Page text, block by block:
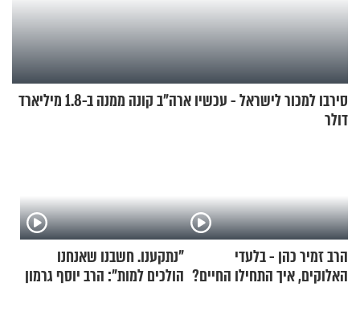
סירבו למכור לישראל - עכשיו ארה"ב קונה ממנה ב-1.8 מיליארד
דולר
הרב זמיר כהן - בלעדי
האלוקים, איך התחילו החיים?
"נתקענו. חשבנו שאנחנו
הולכים למות": הרב יוסף גרמון